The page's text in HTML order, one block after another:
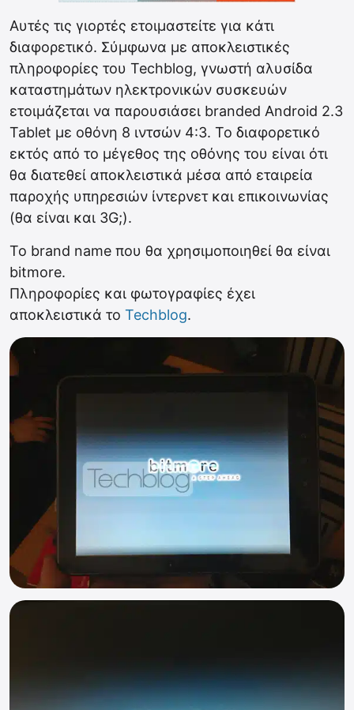
Αυτές τις γιορτές ετοιμαστείτε για κάτι
διαφορετικό. Σύμφωνα με αποκλειστικές
πληροφορίες του Techblog, γνωστή αλυσίδα
καταστημάτων ηλεκτρονικών συσκευών
ετοιμάζεται να παρουσιάσει branded Android 2.3
Tablet με οθόνη 8 ιντσών 4:3. Το διαφορετικό
εκτός από το μέγεθος της οθόνης του είναι ότι
θα διατεθεί αποκλειστικά μέσα από εταιρεία
παροχής υπηρεσιών ίντερνετ και επικοινωνίας
(θα είναι και 3G;).
Το brand name που θα χρησιμοποιηθεί θα είναι
bitmore.
Πληροφορίες και φωτογραφίες έχει
αποκλειστικά το Techblog.